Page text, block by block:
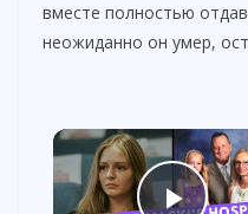
вместе полностью
неожиданно он умер,